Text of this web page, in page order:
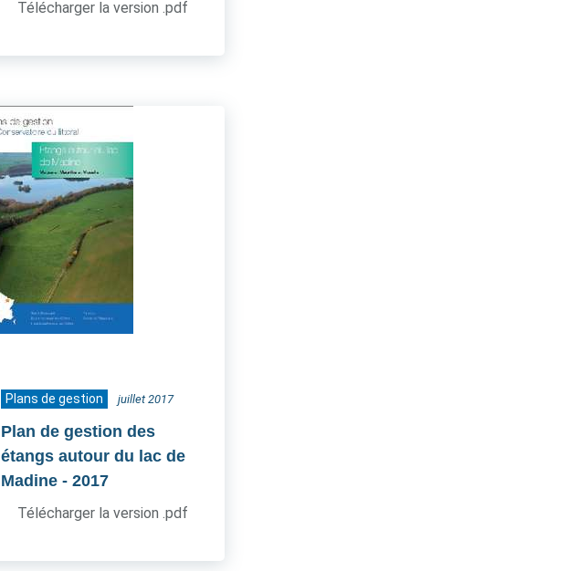
Télécharger la version .pdf
Plans de gestion juillet 2017
Plan de gestion des
étangs autour du lac de
Madine - 2017
Télécharger la version .pdf